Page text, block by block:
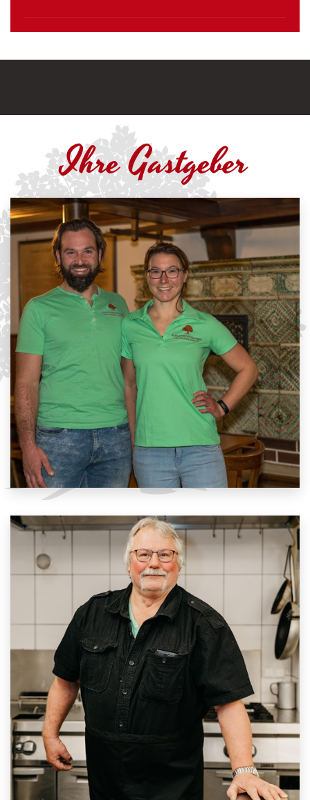
Ihre Gastgeber